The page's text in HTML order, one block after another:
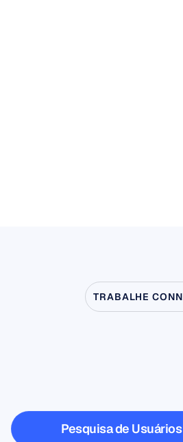
TRABALHE
saido
Pesquisa de